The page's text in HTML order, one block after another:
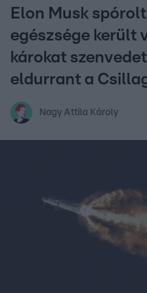
Elon Musk
egészsége került
károkat
eldurrant a
Nagy Attila Károly